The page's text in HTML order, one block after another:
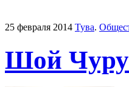
25 февраля 2014 Тува.
Шой